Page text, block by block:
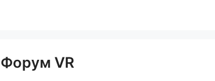
Форум VR